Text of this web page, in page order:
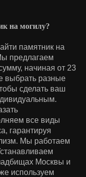
на могилу?
памятник на
предлагаем
начиная от 23
выбрать разные
сделать ваш
все виды
гарантируя
Мы работаем
Москвы и
используем